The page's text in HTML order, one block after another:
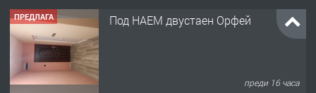
ПРЕДЛАГА Под НАЕМ двустаен Орфей
преди 16 часа